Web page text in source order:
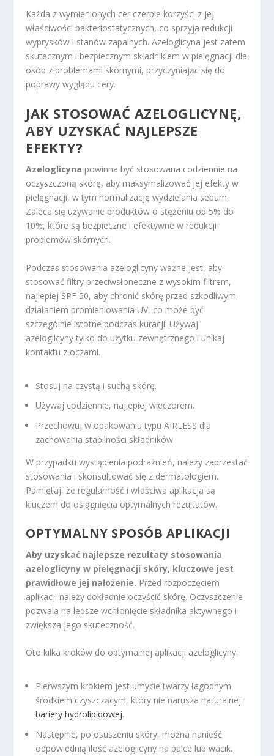
Każda z wymienionych cer czerpie korzyści z jej
właściwości bakteriostatycznych, co sprzyja redukcji
wyprysków i stanów zapalnych. Azeloglicyna jest zatem
skutecznym i bezpiecznym składnikiem w pielęgnacji dla
osób z problemami skórnymi, przyczyniając się do
poprawy wyglądu cery.
JAK STOSOWAĆ AZELOGLICYNĘ,
ABY UZYSKAĆ NAJLEPSZE
EFEKTY?
Azeloglicyna powinna być stosowana codziennie na
oczyszczoną skórę, aby maksymalizować jej efekty w
pielęgnacji, w tym normalizację wydzielania sebum.
Zaleca się używanie produktów o stężeniu od 5% do
10%, które są bezpieczne i efektywne w redukcji
problemów skórnych.
Podczas stosowania azeloglicyny ważne jest, aby
stosować filtry przeciwsłoneczne z wysokim filtrem,
najlepiej SPF 50, aby chronić skórę przed szkodliwym
działaniem promieniowania UV, co może być
szczególnie istotne podczas kuracji. Używaj
azeloglicyny tylko do użytku zewnętrznego i unikaj
kontaktu z oczami.
Stosuj na czystą i suchą skórę.
Używaj codziennie, najlepiej wieczorem.
Przechowuj w opakowaniu typu AIRLESS dla
zachowania stabilności składników.
W przypadku wystąpienia podrażnień, należy zaprzestać
stosowania i skonsultować się z dermatologiem.
Pamiętaj, że regularność i właściwa aplikacja są
kluczem do osiągnięcia optymalnych rezultatów.
OPTYMALNY SPOSÓB APLIKACJI
Aby uzyskać najlepsze rezultaty stosowania
azeloglicyny w pielęgnacji skóry, kluczowe jest
prawidłowe jej nałożenie. Przed rozpoczęciem
aplikacji należy dokładnie oczyścić skórę. Oczyszczenie
pozwala na lepsze wchłonięcie składnika aktywnego i
zwiększa jego skuteczność.
Oto kilka kroków do optymalnej aplikacji azeloglicyny:
Pierwszym krokiem jest umycie twarzy łagodnym
środkiem czyszczącym, który nie narusza naturalnej
bariery hydrolipidowej.
Następnie, po osuszeniu skóry, można nanieść
odpowiednią ilość azeloglicyny na palce lub wacik.